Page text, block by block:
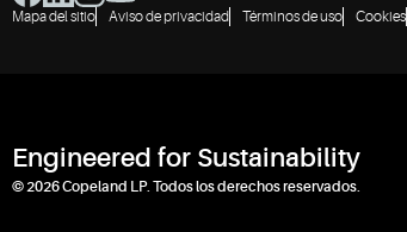
Mapa del sitio Aviso de privacidad Términos de uso Cookies
Engineered for Sustainability
© 2026 Copeland LP. Todos los derechos reservados.